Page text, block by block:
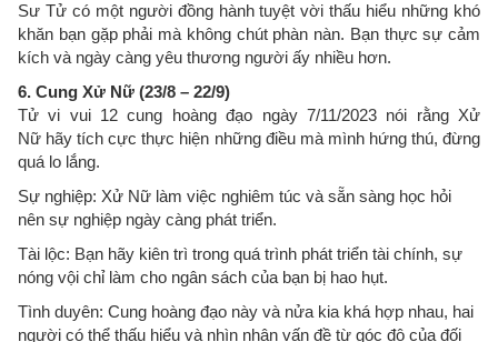
Sư Tử có một người đồng hành tuyệt vời thấu hiểu những khó
khăn bạn gặp phải mà không chút phàn nàn. Bạn thực sự cảm
kích và ngày càng yêu thương người ấy nhiều hơn.
6. Cung Xử Nữ (23/8 – 22/9)
Tử vi vui 12 cung hoàng đạo ngày 7/11/2023 nói rằng Xử
Nữ hãy tích cực thực hiện những điều mà mình hứng thú, đừng
quá lo lắng.
Sự nghiệp: Xử Nữ làm việc nghiêm túc và sẵn sàng học hỏi
nên sự nghiệp ngày càng phát triển.
Tài lộc: Bạn hãy kiên trì trong quá trình phát triển tài chính, sự
nóng vội chỉ làm cho ngân sách của bạn bị hao hụt.
Tình duyên: Cung hoàng đạo này và nửa kia khá hợp nhau, hai
người có thể thấu hiểu và nhìn nhận vấn đề từ góc độ của đối